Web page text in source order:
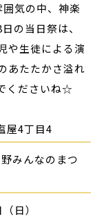
気の中、神楽
の当日祭は、
や生徒による演
あたたかさ溢れ
くださいね☆
屋4丁目4
みんなのまつ
日）